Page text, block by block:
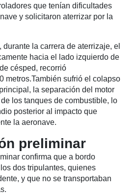
que tenían dificultades
y solicitaron aterrizar por la
la carrera de aterrizaje, el
hacia el lado izquierdo de
césped, recorrió
metros.También sufrió el colapso
la separación del motor
los tanques de combustible, lo
posterior al impacto que
la aeronave.
preliminar
confirma que a bordo
dos tripulantes, quienes
y que no se transportaban